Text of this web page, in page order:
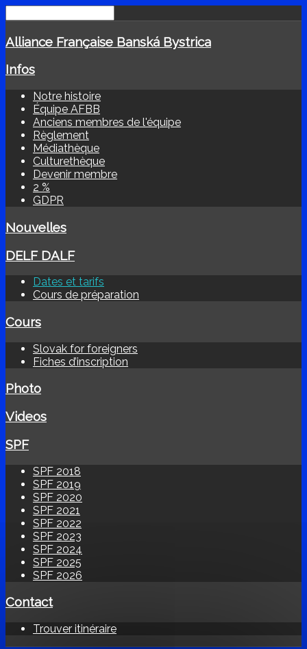
Alliance Française Banská Bystrica
Infos
Notre histoire
Équipe AFBB
Anciens membres de l'équipe
Règlement
Médiathèque
Culturethèque
Devenir membre
2 %
GDPR
Nouvelles
DELF DALF
Dates et tarifs
Cours de préparation
Cours
Slovak for foreigners
Fiches d’inscription
Photo
Videos
SPF
SPF 2018
SPF 2019
SPF 2020
SPF 2021
SPF 2022
SPF 2023
SPF 2024
SPF 2025
SPF 2026
Contact
Trouver itinéraire